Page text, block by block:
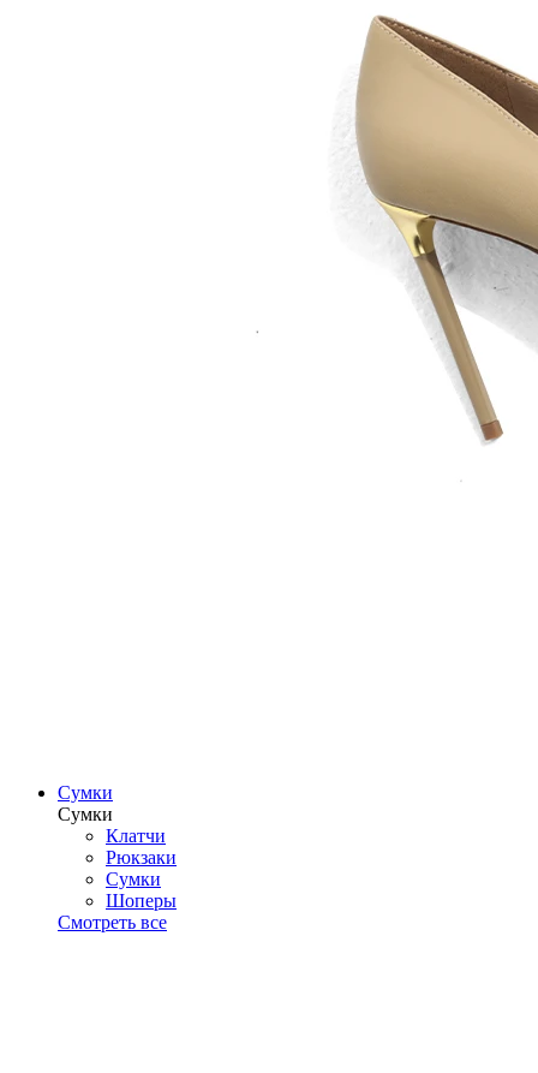
Сумки
Сумки
Клатчи
Рюкзаки
Сумки
Шоперы
Смотреть все